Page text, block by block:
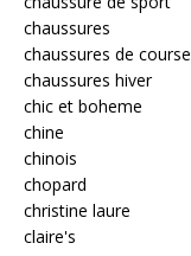
chaussures
chaussures de course
chaussures hiver
chic et boheme
chine
chinois
chopard
christine laure
claire's